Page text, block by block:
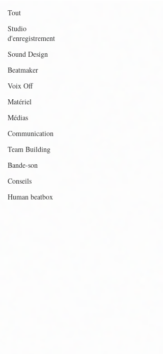
Tout
Studio
d'enregistrement
Sound Design
Beatmaker
Voix Off
Matériel
Médias
Communication
Team Building
Bande-son
Conseils
Human beatbox